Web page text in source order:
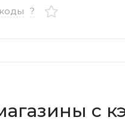
?
с